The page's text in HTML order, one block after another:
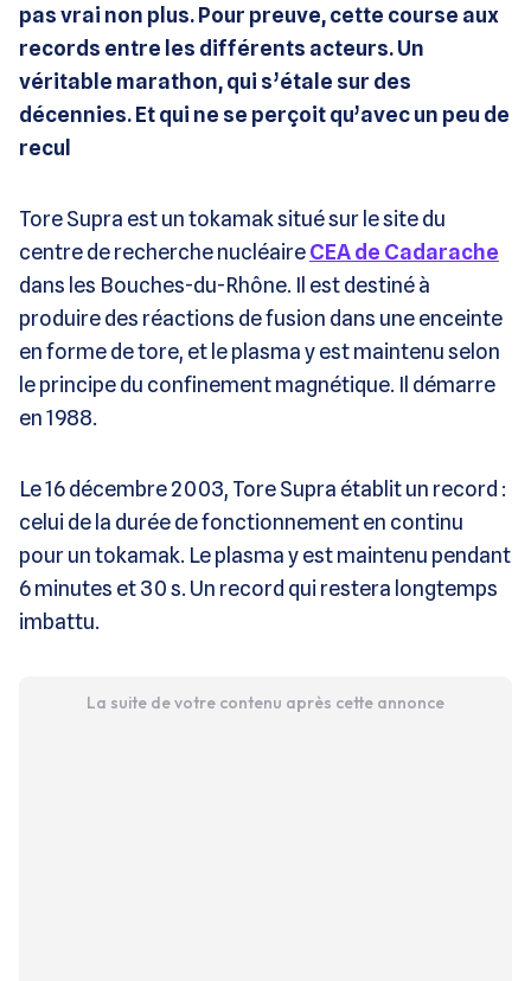
pas vrai non plus. Pour preuve, cette course aux
records entre les différents acteurs. Un
véritable marathon, qui s’étale sur des
décennies. Et qui ne se perçoit qu’avec un peu de
recul
Tore Supra est un tokamak situé sur le site du
centre de recherche nucléaireCEA de Cadarache
dans les Bouches-du-Rhône. Il est destiné à
produire des réactions de fusion dans une enceinte
en forme de tore, et le plasma y est maintenu selon
le principe du confinement magnétique. Il démarre
en 1988.
Le 16 décembre 2003, Tore Supra établit un record :
celui de la durée de fonctionnement en continu
pour un tokamak. Le plasma y est maintenu pendant
6 minutes et 30 s. Un record qui restera longtemps
imbattu.
La suite de votre contenu après cette annonce